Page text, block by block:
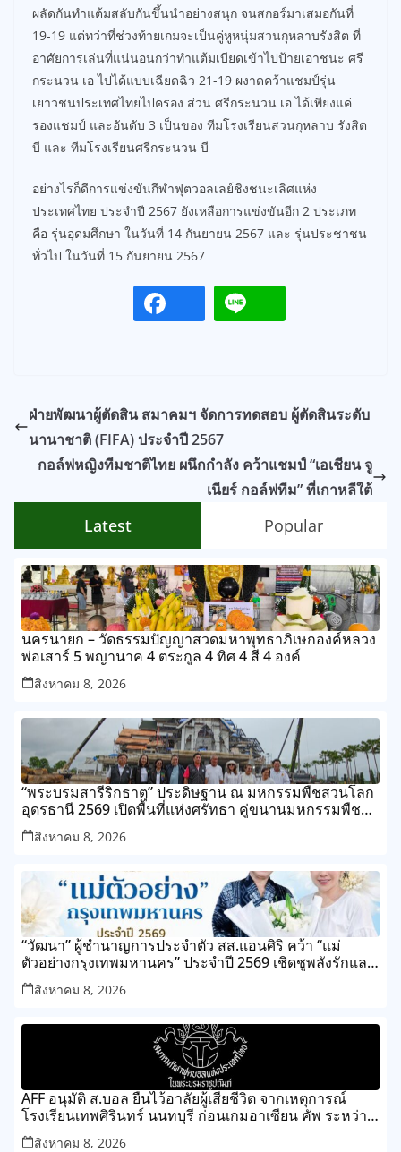
ผลัดกันทำแต้มสลับกันขึ้นนำอย่างสนุก จนสกอร์มาเสมอกันที่
19-19 แต่ทว่าที่ช่วงท้ายเกมจะเป็นคู่หูหนุ่มสวนกุหลาบรังสิต ที่
อาศัยการเล่นที่แน่นอนกว่าทำแต้มเบียดเข้าไปป้ายเอาชนะ ศรี
กระนวน เอ ไปได้แบบเฉียดฉิว 21-19 ผงาดคว้าแชมป์รุ่น
เยาวชนประเทศไทยไปครอง ส่วน ศรีกระนวน เอ ได้เพียงแค่
รองแชมป์ และอันดับ 3 เป็นของ ทีมโรงเรียนสวนกุหลาบ รังสิต
บี และ ทีมโรงเรียนศรีกระนวน บี
อย่างไรก็ดีการแข่งขันกีฬาฟุตวอลเลย์ชิงชนะเลิศแห่ง
ประเทศไทย ประจำปี 2567 ยังเหลือการแข่งขันอีก 2 ประเภท
คือ รุ่นอุดมศึกษา ในวันที่ 14 กันยายน 2567 และ รุ่นประชาชน
ทั่วไป ในวันที่ 15 กันยายน 2567
ฝ่ายพัฒนาผู้ตัดสิน สมาคมฯ จัดการทดสอบ ผู้ตัดสินระดับ
นานาชาติ (FIFA) ประจำปี 2567
กอล์ฟหญิงทีมชาติไทย ผนึกกำลัง คว้าแชมป์ “เอเชียน จู
เนียร์ กอล์ฟทีม” ที่เกาหลีใต้
Latest Popular
นครนายก – วัดธรรมปัญญาสวดมหาพุทธาภิเษกองค์หลวง
พ่อเสาร์ 5 พญานาค 4 ตระกูล 4 ทิศ 4 สี 4 องค์
สิงหาคม 8, 2026
“พระบรมสารีริกธาตุ” ประดิษฐาน ณ มหกรรมพืชสวนโลก
อุดรธานี 2569 เปิดพื้นที่แห่งศรัทธา คู่ขนานมหกรรมพืช
สวนระดับโลก
สิงหาคม 8, 2026
“วัฒนา” ผู้ชำนาญการประจำตัว สส.แอนศิริ คว้า “แม่
ตัวอย่างกรุงเทพมหานคร” ประจำปี 2569 เชิดชูพลังรักและ
ความเสียสละของแม่ เขตทุ่งครุ
สิงหาคม 8, 2026
AFF อนุมัติ ส.บอล ยืนไว้อาลัยผู้เสียชีวิต จากเหตุการณ์
โรงเรียนเทพศิรินทร์ นนทบุรี ก่อนเกมอาเซียน คัพ ระหว่าง
ไทย กับ เมียนมา
สิงหาคม 8, 2026